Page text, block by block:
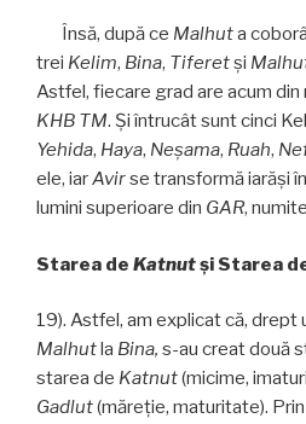
Însă, după ce Malhuta
trei Kelim, Bina, Tiferetși
Astfel, fiecare grad are acum din
KHB TM. Şi întrucât sunt cinci
Yehida, Haya, Neşama, Ruah,
ele, iarAvirse transformă iarăşi în
lumini superioare din GAR, numite
Starea de Katnutşi Starea
19). Astfel, am explicat că, drept
Malhutla Bina, s-au creat două
starea de Katnut(micime,
Gadlut(măreţie, maturitate).